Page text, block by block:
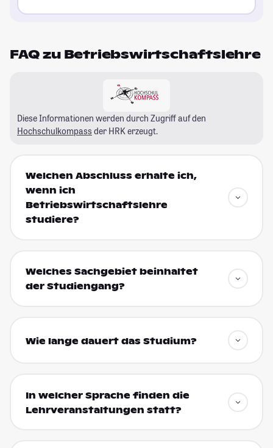
FAQ zu Betriebswirtschaftslehre
Diese Informationen werden durch Zugriff auf den
Hochschulkompass der HRK erzeugt.
Welchen Abschluss erhalte ich,
wenn ich
Betriebswirtschaftslehre
studiere?
Welches Sachgebiet beinhaltet
der Studiengang?
Wie lange dauert das Studium?
In welcher Sprache finden die
Lehrveranstaltungen statt?